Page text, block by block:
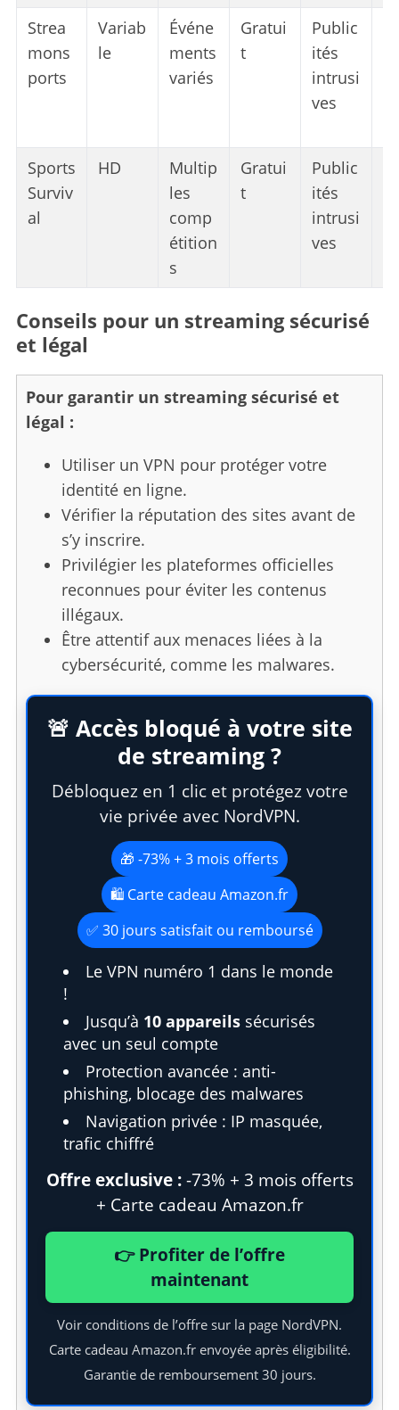
Strea
mons
ports
Variab
le
Événe
ments
variés
Gratui
t
Public
ités
intrusi
ves
Sports
Surviv
al
HD
Multip
les
comp
étition
s
Gratui
t
Public
ités
intrusi
ves
Conseils pour un streaming sécurisé
et légal
Pour garantir un streaming sécurisé et
légal :
Utiliser un VPN pour protéger votre
identité en ligne.
Vérifier la réputation des sites avant de
s’y inscrire.
Privilégier les plateformes officielles
reconnues pour éviter les contenus
illégaux.
Être attentif aux menaces liées à la
cybersécurité, comme les malwares.
🚨 Accès bloqué à votre site
de streaming ?
Débloquez en 1 clic et protégez votre
vie privée avec NordVPN.
🎁 -73% + 3 mois offerts
🛍️ Carte cadeau Amazon.fr
✅ 30 jours satisfait ou remboursé
Le VPN numéro 1 dans le monde
!
Jusqu’à 10 appareilssécurisés
avec un seul compte
Protection avancée : anti-
phishing, blocage des malwares
Navigation privée : IP masquée,
trafic chiffré
Offre exclusive :-73% + 3 mois offerts
+ Carte cadeau Amazon.fr
👉 Profiter de l’offre
maintenant
Voir conditions de l’offre sur la page NordVPN.
Carte cadeau Amazon.fr envoyée après éligibilité.
Garantie de remboursement 30 jours.
f
: